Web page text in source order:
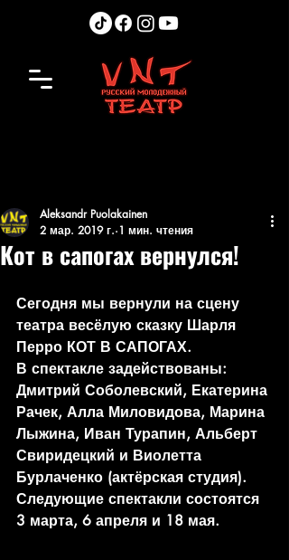
Кот в сапогах вернулся!
Aleksandr Puolakainen
2 мар. 2019 г. 1 мин. чтения
Сегодня мы вернули на сцену
театра весёлую сказку Шарля
Перро КОТ В САПОГАХ.
В спектакле задействованы:
Дмитрий Соболевский, Екатерина
Рачек, Алла Миловидова, Марина
Лыжина, Иван Турапин, Альберт
Свиридецкий и Виолетта
Бурлаченко (актёрская студия).
Следующие спектакли состоятся
3 марта, 6 апреля и 18 мая.